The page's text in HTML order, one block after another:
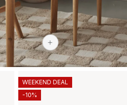
1029 zł
WEEKEND DEAL
-10%